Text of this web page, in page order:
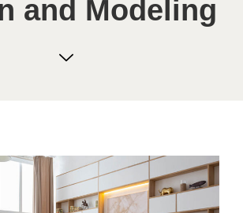
and Modeling